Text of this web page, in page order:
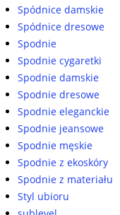
Spódnice damskie
Spódnice dresowe
Spodnie
Spodnie cygaretki
Spodnie damskie
Spodnie dresowe
Spodnie eleganckie
Spodnie jeansowe
Spodnie męskie
Spodnie z ekoskóry
Spodnie z materiału
Styl ubioru